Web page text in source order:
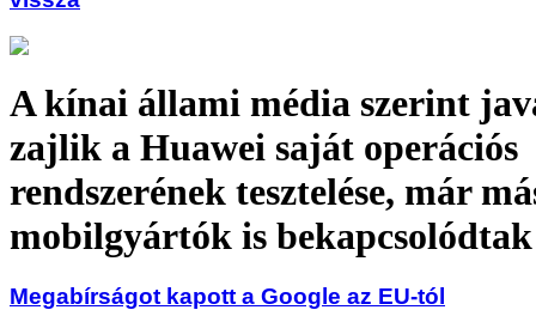
A kínai állami média szerint
zajlik a Huawei saját operációs
rendszerének tesztelése, már
mobilgyártók is bekapcsolódtak
Megabírságot kapott a Google az EU-tól